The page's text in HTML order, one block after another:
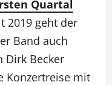
Quartal
2019 geht der
Band auch
Dirk Becker
Konzertreise mit